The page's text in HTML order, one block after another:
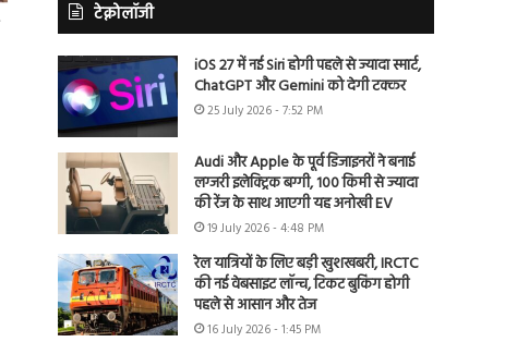
टेक्नोलॉजी
iOS 27 में नई Siri होगी पहले से ज्यादा स्मार्ट,
ChatGPT और Gemini को देगी टक्कर
25 July 2026 - 7:52 PM
Audi और Apple के पूर्व डिजाइनरों ने बनाई
लग्जरी इलेक्ट्रिक बग्गी, 100 किमी से ज्यादा
की रेंज के साथ आएगी यह अनोखी EV
19 July 2026 - 4:48 PM
रेल यात्रियों के लिए बड़ी खुशखबरी, IRCTC
की नई वेबसाइट लॉन्च, टिकट बुकिंग होगी
पहले से आसान और तेज
16 July 2026 - 1:45 PM